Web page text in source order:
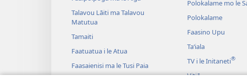
Talavou Lāiti ma Talavou
Matutua
Tamaiti
Faatuatua i le Atua
Faasaienisi ma le Tusi Paia
Polokalame mo le
Polokalame
Faasino Upu
Taʻiala
TV i le Initaneti®
Vitiō